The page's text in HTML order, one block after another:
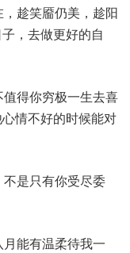
趁笑靥仍美，趁阳
，去做更好的自
得你穷极一生去喜
情不好的时候能对
是只有你受尽委
能有温柔待我一